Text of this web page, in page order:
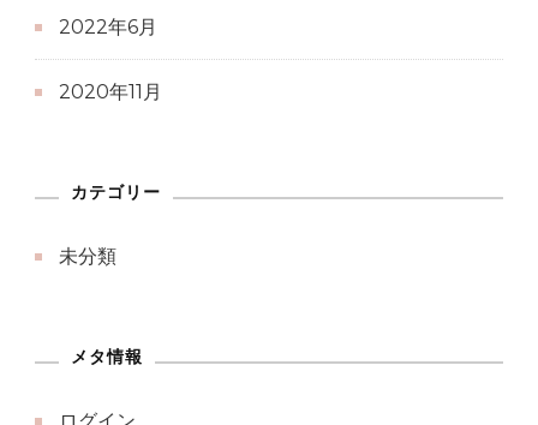
2022年6月
2020年11月
カテゴリー
未分類
メタ情報